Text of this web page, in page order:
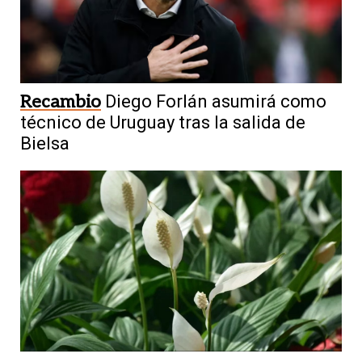
Recambio Diego Forlán asumirá como
técnico de Uruguay tras la salida de
Bielsa